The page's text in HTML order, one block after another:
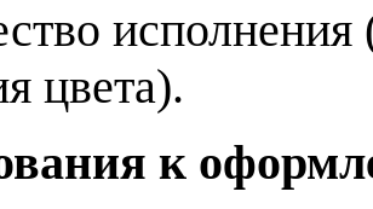
исполнения
цвета).
к